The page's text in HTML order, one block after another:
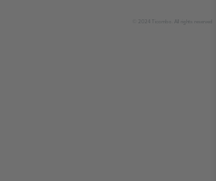
© 2024 Ticombo. All rights reserved